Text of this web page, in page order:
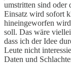
umstritten sind oder
Einsatz wird sofort
hineingeworfen
soll. Das wäre
dass ich der Idee
Leute nicht
Daten und